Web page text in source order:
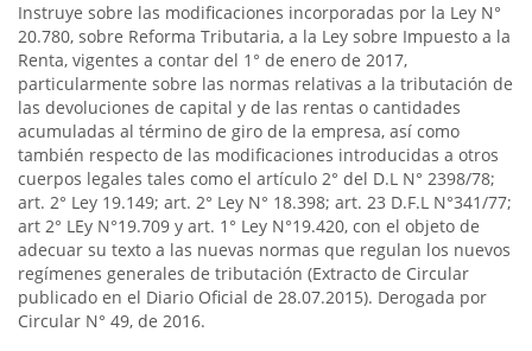
Instruye sobre las modificaciones incorporadas por la Ley N°
20.780, sobre Reforma Tributaria, a la Ley sobre Impuesto a la
Renta, vigentes a contar del 1° de enero de 2017,
particularmente sobre las normas relativas a la tributación de
las devoluciones de capital y de las rentas o cantidades
acumuladas al término de giro de la empresa, así como
también respecto de las modificaciones introducidas a otros
cuerpos legales tales como el artículo 2° del D.L N° 2398/78;
art. 2° Ley 19.149; art. 2° Ley N° 18.398; art. 23 D.F.L N°341/77;
art 2° LEy N°19.709 y art. 1° Ley N°19.420, con el objeto de
adecuar su texto a las nuevas normas que regulan los nuevos
regímenes generales de tributación (Extracto de Circular
publicado en el Diario Oficial de 28.07.2015). Derogada por
Circular N° 49, de 2016.